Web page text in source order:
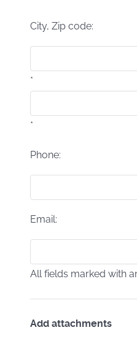
City, Zip code:
*
*
Phone:
Email:
All fields marked with
Add attachments